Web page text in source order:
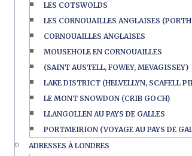
LES COTSWOLDS
LES CORNOUAILLES ANGLAISES
CORNOUAILLES ANGLAISES
MOUSEHOLE EN CORNOUAILLES
(SAINT AUSTELL, FOWEY, MEVAGISSEY)
LAKE DISTRICT (HELVELLYN, SCAFELL
LE MONT SNOWDON (CRIB GOCH)
LLANGOLLEN AU PAYS DE GALLES
PORTMEIRION (VOYAGE AU PAYS DE
ADRESSES À LONDRES